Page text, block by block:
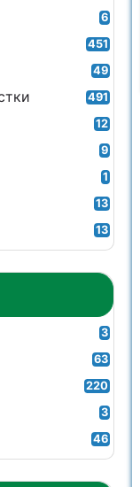
6
451
49
491
12
9
1
13
13
3
63
220
3
46